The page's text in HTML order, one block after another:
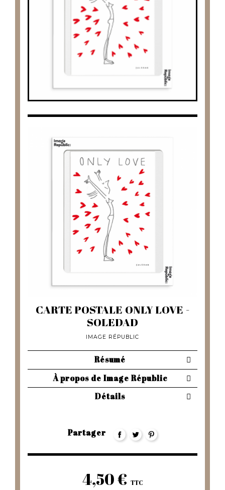
CARTE POSTALE ONLY LOVE -
SOLEDAD
IMAGE RÉPUBLIC
Résumé
À propos de Image Républic
Détails
Partager
4,50 € TTC